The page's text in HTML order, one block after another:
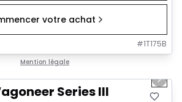
votre achat
#1T175B
Mention légale
Next
Series III